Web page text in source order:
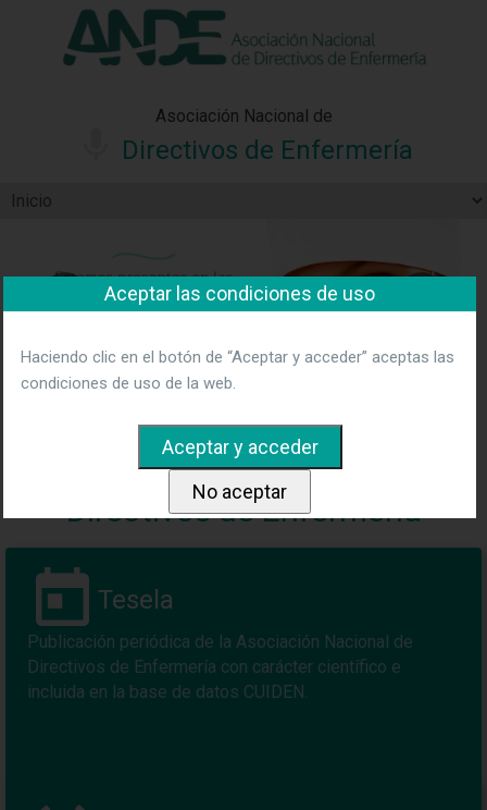
"Ver política"
Asociación Nacional de
Directivos de Enfermería
ANDE | Asociación Nacional de
Directivos de Enfermería
Tesela
Publicación periódica de la Asociación Nacional de
Directivos de Enfermería con carácter científico e
incluida en la base de datos CUIDEN.
Aceptar las condiciones de uso
Haciendo clic en el botón de “Aceptar y acceder” aceptas las
condiciones de uso de la web.